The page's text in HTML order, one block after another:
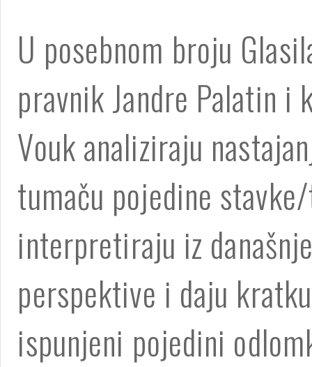
U posebnom broju
pravnik Jandre Palatin i
Vouk analiziraju
tumaču pojedine
interpretiraju iz
perspektive i daju
ispunjeni pojedini